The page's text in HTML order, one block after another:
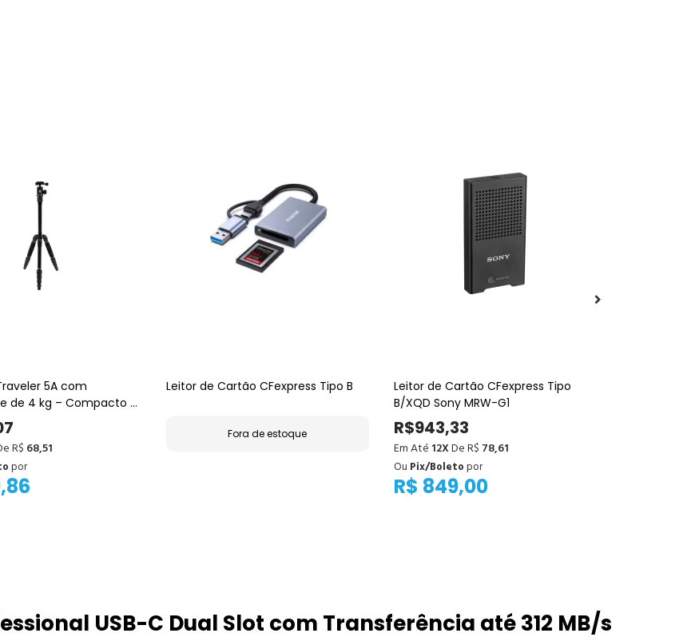
5A com
de 4 kg – Compacto e
R$ 68,51
por
Leitor de Cartão CFexpress Tipo B
Fora de estoque
Leitor de Cartão CFexpress Tipo
B/XQD Sony MRW-G1
R$943,33
Em Até 12XDe R$ 78,61
R$ 849,00
Ou Pix/Boletopor
USB-C Dual Slot com Transferência até312 MB/s